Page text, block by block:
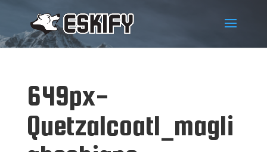
649px-
Quetzalcoatl_magli